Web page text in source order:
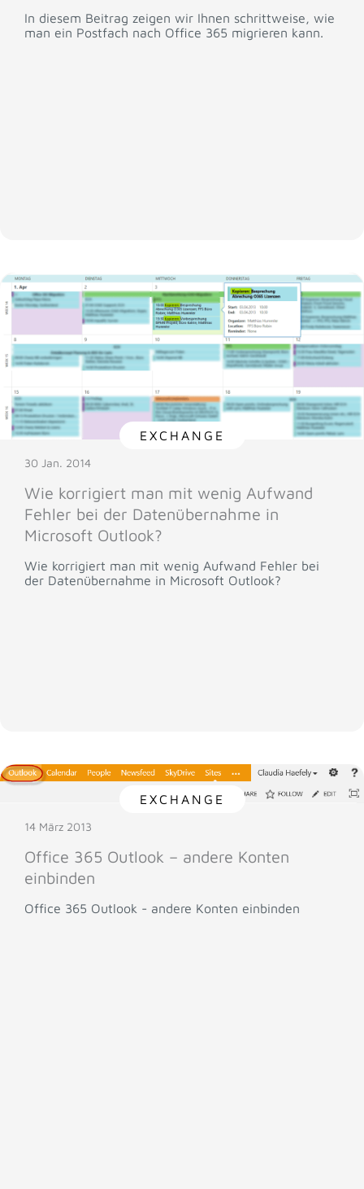
In diesem Beitrag zeigen wir Ihnen schrittweise, wie
man ein Postfach nach Office 365 migrieren kann.
EXCHANGE
30 Jan. 2014
Wie korrigiert man mit wenig Aufwand
Fehler bei der Datenübernahme in
Microsoft Outlook?
Wie korrigiert man mit wenig Aufwand Fehler bei
der Datenübernahme in Microsoft Outlook?
EXCHANGE
14 März 2013
Office 365 Outlook – andere Konten
einbinden
Office 365 Outlook - andere Konten einbinden